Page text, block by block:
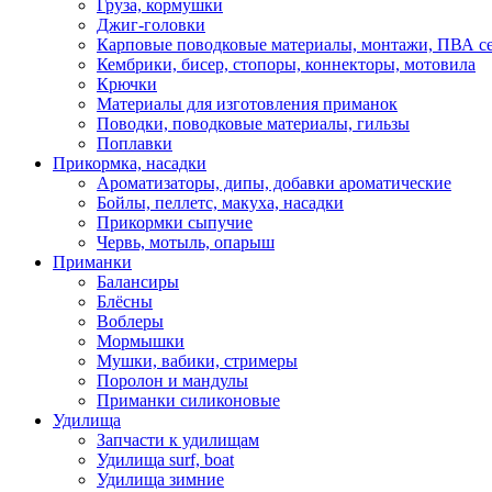
Груза, кормушки
Джиг-головки
Карповые поводковые материалы, монтажи, ПВА
Кембрики, бисер, стопоры, коннекторы, мотовила
Крючки
Материалы для изготовления приманок
Поводки, поводковые материалы, гильзы
Поплавки
Прикормка, насадки
Ароматизаторы, дипы, добавки ароматические
Бойлы, пеллетс, макуха, насадки
Прикормки сыпучие
Червь, мотыль, опарыш
Приманки
Балансиры
Блёсны
Воблеры
Мормышки
Мушки, вабики, стримеры
Поролон и мандулы
Приманки силиконовые
Удилища
Запчасти к удилищам
Удилища surf, boat
Удилища зимние